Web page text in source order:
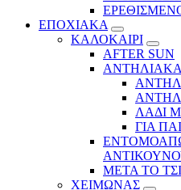
ΕΠΟΧΙΑΚΑ
ΚΑΛΟΚΑΙΡΙ
AFTER SUN
ΛΑΔΙ
ΓΙΑ
ΜΕΤΑ ΤΟ
ΧΕΙΜΩΝΑΣ